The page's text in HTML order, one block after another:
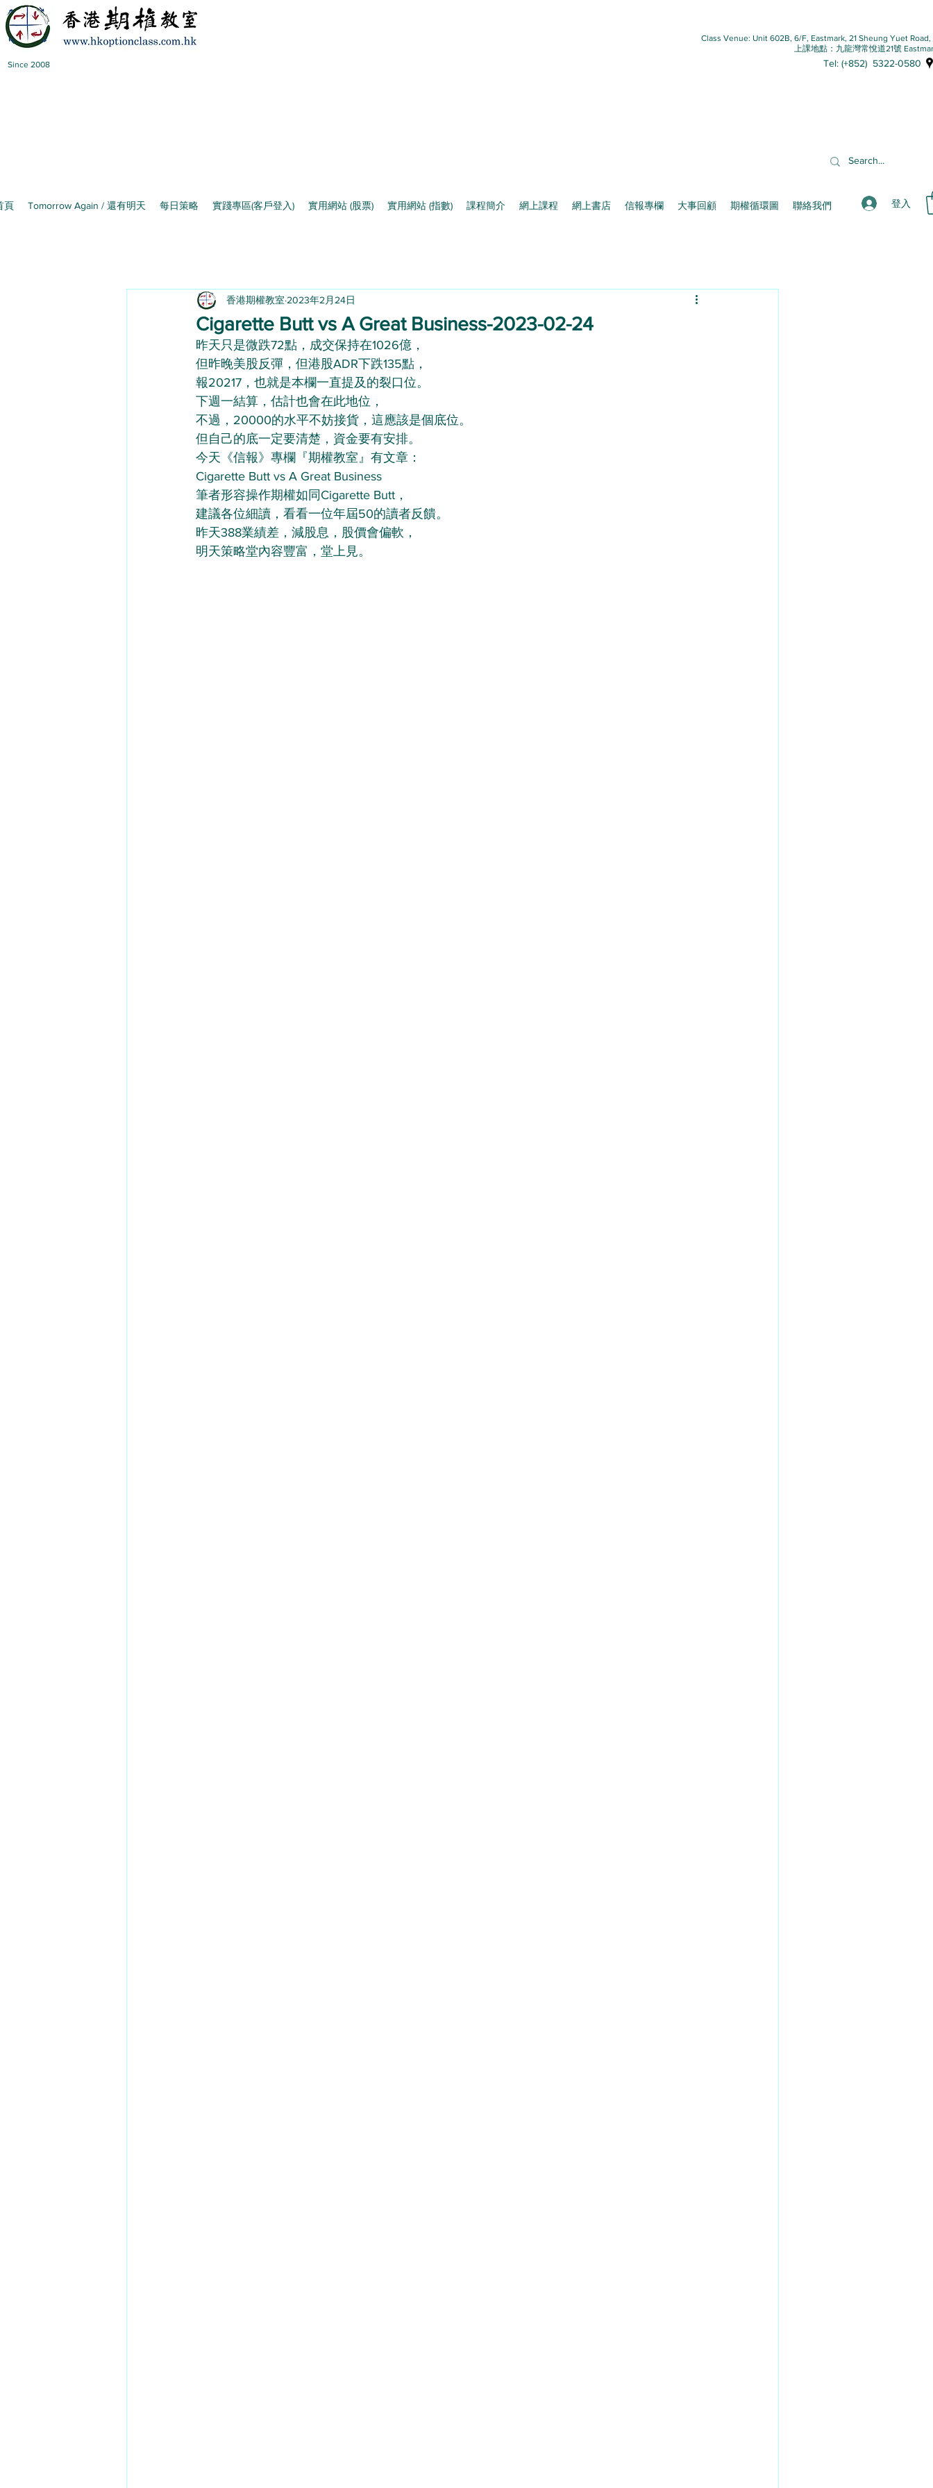
Since 2008
Class Venue: Unit 602B, 6/F, Eastmark, 21 Sheung Yuet
上課地點：九龍灣常悅道21號
Tel: (+852) 5322-0580
頁 Tomorrow Again / 還有明天 每日策略 實踐專區(客戶登入) 實用網站 (股票) 實用網站 (指數) 課程簡介 網上課程 網上書店 信報專欄 大事回顧 期權循環圖 聯絡我們 登入
Cigarette Butt vs A Great Business-2023-02-24
香港期權教室 2023年2月24日
昨天只是微跌72點，成交保持在1026億，
但昨晚美股反彈，但港股ADR下跌135點，
報20217，也就是本欄一直提及的裂口位。
下週一結算，估計也會在此地位，
不過，20000的水平不妨接貨，這應該是個底位。
但自己的底一定要清楚，資金要有安排。
今天《信報》專欄『期權教室』有文章：
Cigarette Butt vs A Great Business
筆者形容操作期權如同Cigarette Butt，
建議各位細讀，看看一位年屆50的讀者反饋。
昨天388業績差，減股息，股價會偏軟，
明天策略堂內容豐富，堂上見。